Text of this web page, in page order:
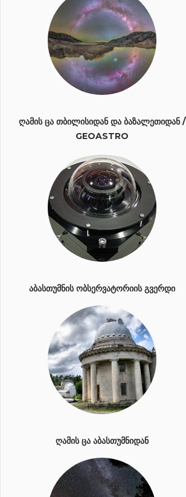
ᲦᲐᲛᲘᲡ ᲪᲐ ᲗᲑᲘᲚᲘᲡᲘᲓᲐᲜ ᲓᲐ ᲑᲐᲖᲐᲚᲔᲗᲘᲓᲐᲜ /
GEOASTRO
ᲐᲑᲐᲡᲗᲣᲛᲜᲘᲡ ᲝᲑᲡᲔᲠᲕᲐᲢᲝᲠᲘᲘᲡ ᲒᲕᲔᲠᲓᲘ
ᲦᲐᲛᲘᲡ ᲪᲐ ᲐᲑᲐᲡᲗᲣᲛᲜᲘᲓᲐᲜ